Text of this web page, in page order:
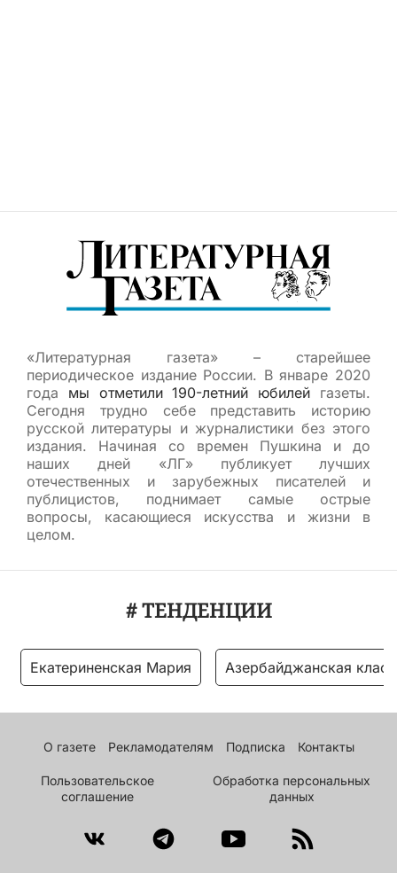
«Литературная газета» – старейшее
периодическое издание России. В январе 2020
года мы отметили 190-летний юбилей газеты.
Сегодня трудно себе представить историю
русской литературы и журналистики без этого
издания. Начиная со времен Пушкина и до
наших дней «ЛГ» публикует лучших
отечественных и зарубежных писателей и
публицистов, поднимает самые острые
вопросы, касающиеся искусства и жизни в
целом.
# ТЕНДЕНЦИИ
Екатериненская Мария Азербайджанская
О газете Рекламодателям Подписка Контакты
Пользовательское
соглашение
Обработка персональных
данных